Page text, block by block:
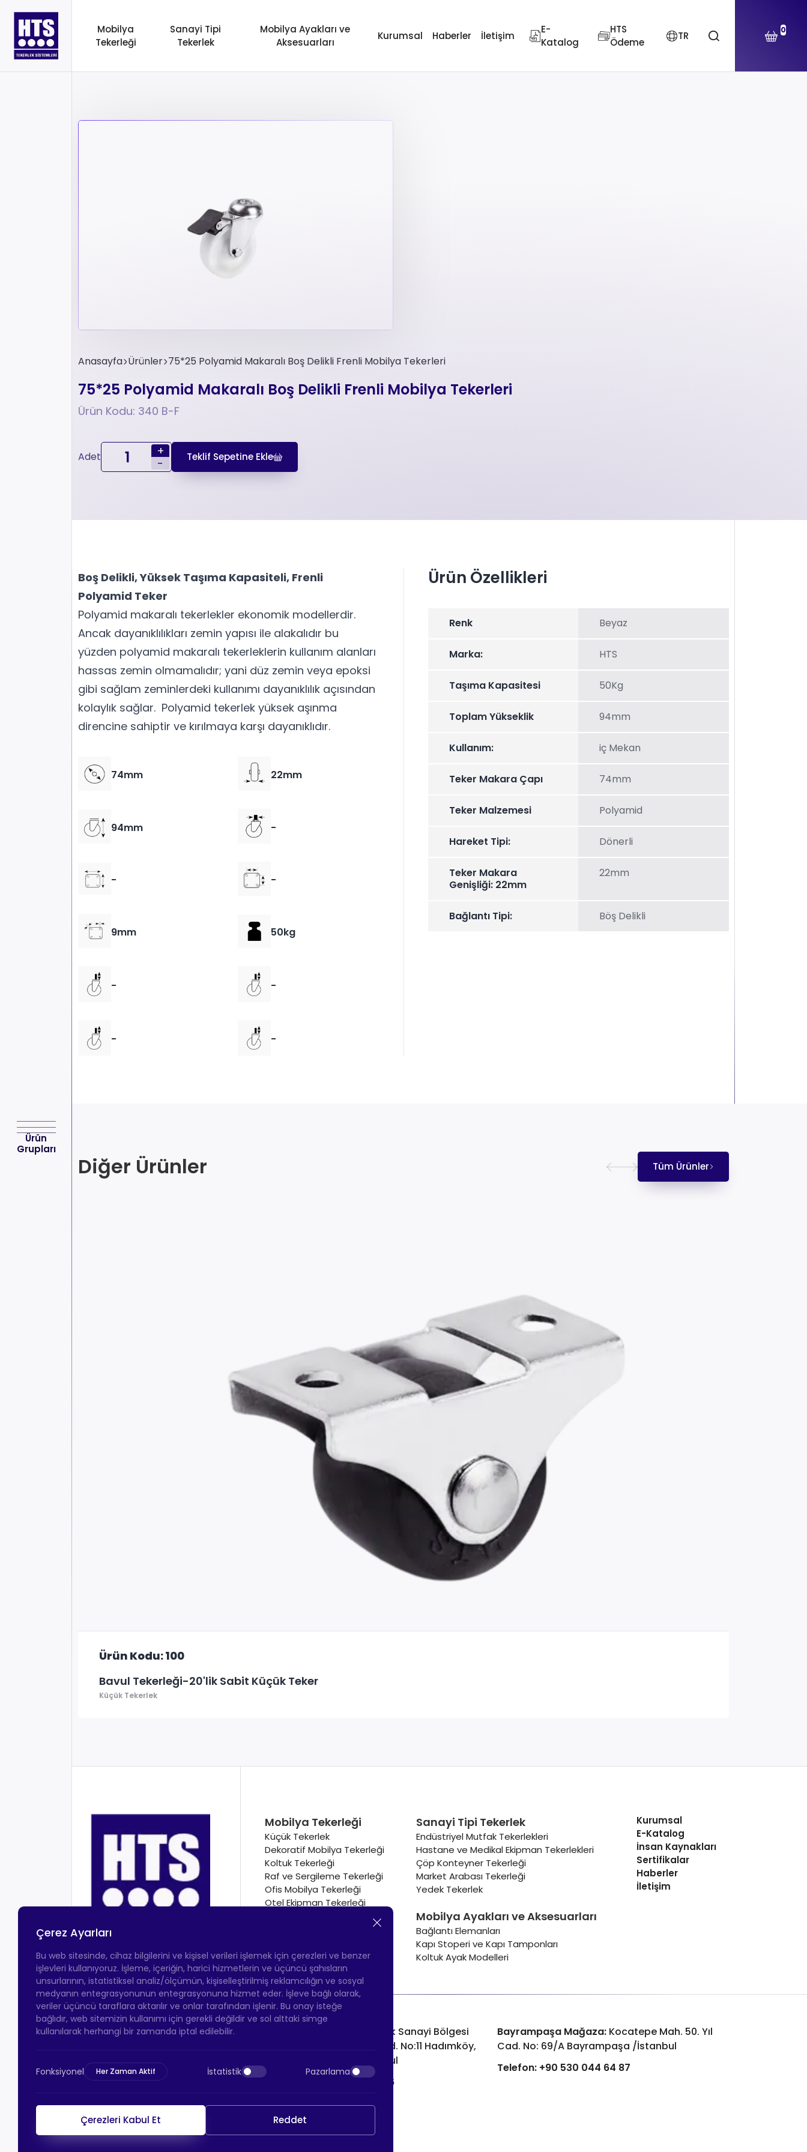
Mobilya
Tekerleği
Sanayi Tipi
Tekerlek
Mobilya Ayakları ve
Aksesuarları
Kurumsal Haberler İletişim
E-
Katalog
HTS
Ödeme
TR 0
Ürün
Grupları
Anasayfa Ürünler 75*25 Polyamid Makaralı Boş Delikli Frenli Mobilya Tekerleri
75*25 Polyamid Makaralı Boş Delikli Frenli Mobilya Tekerleri
Ürün Kodu: 340 B-F
Adet
+
-
Teklif Sepetine Ekle
Boş Delikli, Yüksek Taşıma Kapasiteli, Frenli
Polyamid Teker
Polyamid makaralı tekerlekler ekonomik modellerdir.
Ancak dayanıklılıkları zemin yapısı ile alakalıdır bu
yüzden polyamid makaralı tekerleklerin kullanım alanları
hassas zemin olmamalıdır; yani düz zemin veya epoksi
gibi sağlam zeminlerdeki kullanımı dayanıklılık açısından
kolaylık sağlar. Polyamid tekerlek yüksek aşınma
direncine sahiptir ve kırılmaya karşı dayanıklıdır.
74mm 22mm
94mm -
- -
9mm 50kg
- -
- -
Ürün Özellikleri
Renk Beyaz
Marka: HTS
Taşıma Kapasitesi 50Kg
Toplam Yükseklik 94mm
Kullanım: iç Mekan
Teker Makara Çapı 74mm
Teker Malzemesi Polyamid
Hareket Tipi: Dönerli
Teker Makara
Genişliği: 22mm
22mm
Bağlantı Tipi: Böş Delikli
Diğer Ürünler Tüm Ürünler
Ürün Kodu: 100
Bavul Tekerleği-20'lik Sabit Küçük Teker
Küçük Tekerlek
Mobilya Tekerleği
Küçük Tekerlek
Dekoratif Mobilya Tekerleği
Koltuk Tekerleği
Raf ve Sergileme Tekerleği
Ofis Mobilya Tekerleği
Otel Ekipman Tekerleği
Soğutucu ve Isıtıcı Tekerleği
Sanayi Tipi Tekerlek
Endüstriyel Mutfak Tekerlekleri
Hastane ve Medikal Ekipman Tekerlekleri
Çöp Konteyner Tekerleği
Market Arabası Tekerleği
Yedek Tekerlek
Mobilya Ayakları ve Aksesuarları
Bağlantı Elemanları
Kapı Stoperi ve Kapı Tamponları
Koltuk Ayak Modelleri
Kurumsal
E-Katalog
İnsan Kaynakları
Sertifikalar
Haberler
İletişim
Atatürk Sanayi Bölgesi
Ömerli Mah. Uzunçayır Cad. No:11 Hadımköy,
34555 Arnavutköy/İstanbul
+90 212 640 66 46
Email:info@htsteker.com
Bayrampaşa Mağaza:Kocatepe Mah. 50. Yıl
Cad. No: 69/A Bayrampaşa /İstanbul
Telefon:+90 530 044 64 87
Çerez Ayarları
Bu web sitesinde, cihaz bilgilerini ve kişisel verileri işlemek için çerezleri ve benzer
işlevleri kullanıyoruz. İşleme, içeriğin, harici hizmetlerin ve üçüncü şahısların
unsurlarının, istatistiksel analiz/ölçümün, kişiselleştirilmiş reklamcılığın ve sosyal
medyanın entegrasyonunun entegrasyonuna hizmet eder. İşleve bağlı olarak,
veriler üçüncü taraflara aktarılır ve onlar tarafından işlenir. Bu onay isteğe
bağlıdır, web sitemizin kullanımı için gerekli değildir ve sol alttaki simge
kullanılarak herhangi bir zamanda iptal edilebilir.
Fonksiyonel Her Zaman Aktif İstatistik Pazarlama
Çerezleri Kabul Et Reddet